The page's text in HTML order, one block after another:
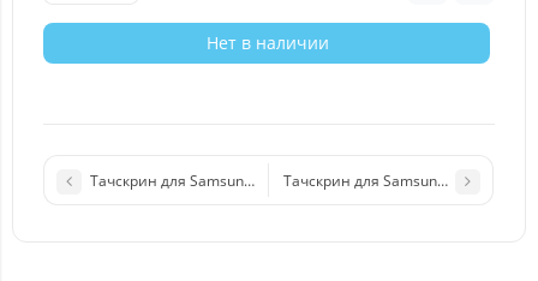
Нет в наличии
Тачскрин для Samsung G7102 (белый)Тачскрин для Samsung G355H